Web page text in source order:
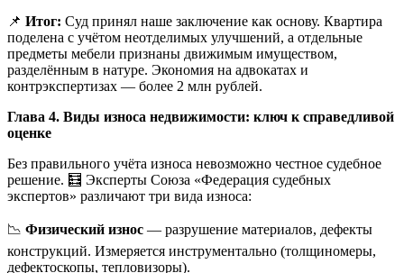
📌 Итог: Суд принял наше заключение как основу. Квартира
поделена с учётом неотделимых улучшений, а отдельные
предметы мебели признаны движимым имуществом,
разделённым в натуре. Экономия на адвокатах и
контрэкспертизах — более 2 млн рублей.
Глава 4. Виды износа недвижимости: ключ к справедливой
оценке
Без правильного учёта износа невозможно честное судебное
решение. 🧮 Эксперты Союза «Федерация судебных
экспертов» различают три вида износа:
📉 Физический износ — разрушение материалов, дефекты
конструкций. Измеряется инструментально (толщиномеры,
дефектоскопы, тепловизоры).